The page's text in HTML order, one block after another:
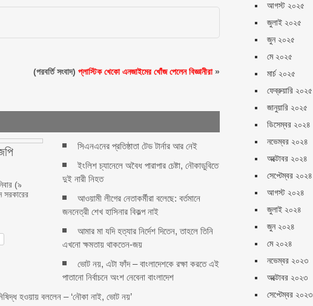
(পরবর্তি সংবাদ)প্লাস্টিক খেকো এনজাইমের খোঁজ পেলেন বিজ্ঞানীরা»
(৯
সরকারের
সিএনএনের প্রতিষ্ঠাতা টেড টার্নার আর নেই
ইংলিশ চ্যানেলে অবৈধ পারাপার চেষ্টা, নৌকাডুবিতে
দুই নারী নিহত
আওয়ামী লীগের নেতাকর্মীরা বলেছে: বর্তমানে
জননেত্রী শেখ হাসিনার বিকল্প নাই
আমার মা যদি হত্যার নির্দেশ দিতেন, তাহলে তিনি
এখনো ক্ষমতায় থাকতেন-জয়
ভোট নয়, এটা ফাঁদ – বাংলাদেশকে রক্ষা করতে এই
পাতানো নির্বাচনে অংশ নেবেনা বাংলাদেশ
হওয়ায় বললেন – ‘নৌকা নাই, ভোট নয়’
আগস্ট ২০২৫
জুলাই ২০২৫
জুন ২০২৫
মে ২০২৫
মার্চ ২০২৫
ফেব্রুয়ারি ২০২৫
জানুয়ারি ২০২৫
ডিসেম্বর ২০২৪
নভেম্বর ২০২৪
অক্টোবর ২০২৪
সেপ্টেম্বর ২০২৪
আগস্ট ২০২৪
জুলাই ২০২৪
জুন ২০২৪
মে ২০২৪
নভেম্বর ২০২৩
অক্টোবর ২০২৩
সেপ্টেম্বর ২০২৩